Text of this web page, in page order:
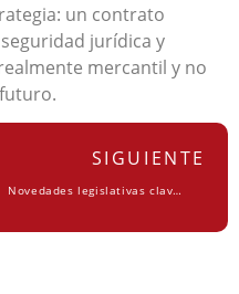
un contrato
jurídica y
mercantil y no
SIGUIENTE
Novedades legislativas clave en 2025: lo que afecta a particulares y pymes